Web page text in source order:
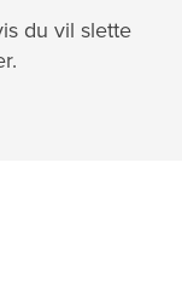
du vil slette